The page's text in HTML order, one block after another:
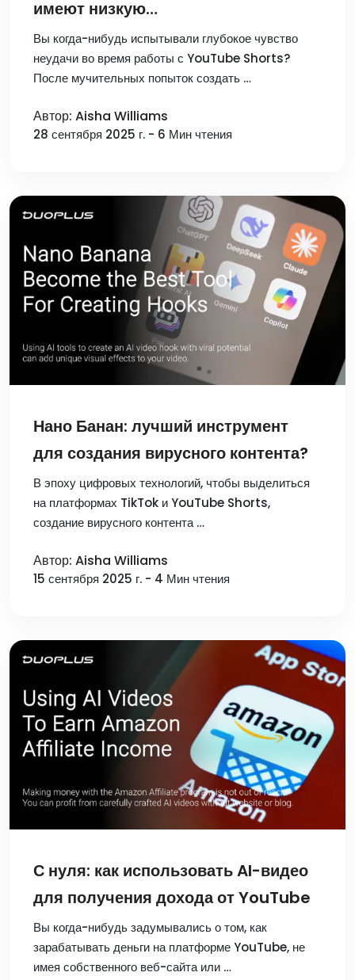
имеют низкую
производительность? Способы
загрузки могут быть ключевыми!
Вы когда-нибудь испытывали глубокое чувство
неудачи во время работы с YouTube Shorts?
После мучительных попыток создать …
Автор: Aisha Williams
28 сентября 2025 г. - 6 Мин чтения
Нано Банан: лучший инструмент
для создания вирусного контента?
В эпоху цифровых технологий, чтобы выделиться
на платформах TikTok и YouTube Shorts,
создание вирусного контента …
Автор: Aisha Williams
15 сентября 2025 г. - 4 Мин чтения
С нуля: как использовать AI-видео
для получения дохода от YouTube
Вы когда-нибудь задумывались о том, как
зарабатывать деньги на платформе YouTube, не
имея собственного веб-сайта или …